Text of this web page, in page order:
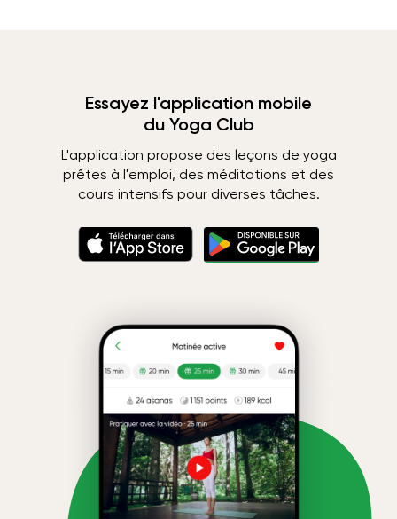
Essayez l'application mobile
du Yoga Club
L'application propose des leçons de yoga
prêtes à l'emploi, des méditations et des
cours intensifs pour diverses tâches.